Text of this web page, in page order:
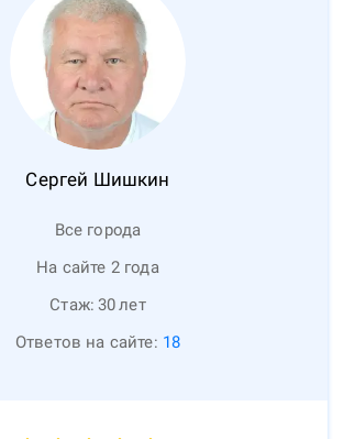
Сергей Шишкин
Все города
На сайте 2 года
Стаж: 30лет
Ответов на сайте: 18